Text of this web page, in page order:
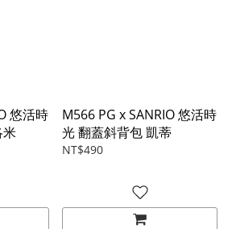
悠活時
米
M566 PG x SANRIO 悠活時
光 翻蓋斜背包 凱蒂
NT$490